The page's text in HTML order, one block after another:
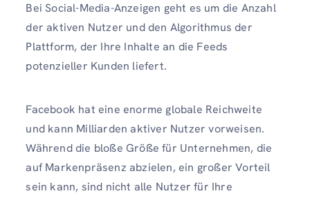
Bei Social-Media-Anzeigen geht es um die Anzahl
der aktiven Nutzer und den Algorithmus der
Plattform, der Ihre Inhalte an die Feeds
potenzieller Kunden liefert.
Facebook hat eine enorme globale Reichweite
und kann Milliarden aktiver Nutzer vorweisen.
Während die bloße Größe für Unternehmen, die
auf Markenpräsenz abzielen, ein großer Vorteil
sein kann, sind nicht alle Nutzer für Ihre